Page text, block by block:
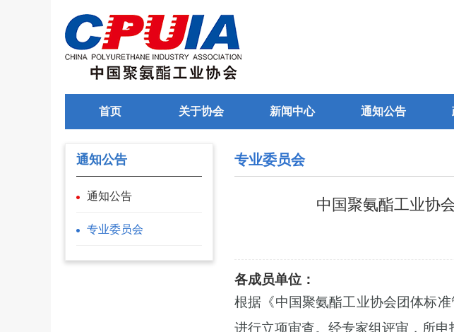
首页 关于协会 新闻中心 通知公告
通知公告
通知公告
专业委员会
专业委员会
中国聚氨酯工业协
各成员单位：
根据《中国聚氨酯工业协会团体标
进行立项审查。经专家组评审，所申